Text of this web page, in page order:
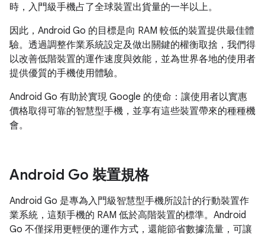
時，入門級手機占了全球裝置出貨量的一半以上。
因此，Android Go 的目標是向 RAM 較低的裝置提供最佳體
驗。透過調整作業系統設定及做出關鍵的權衡取捨，我們得
以改善低階裝置的運作速度與效能，並為世界各地的使用者
提供優質的手機使用體驗。
Android Go 有助於實現 Google 的使命：讓使用者以實惠
價格取得可靠的智慧型手機，並享有這些裝置帶來的種種機
會。
Android Go 裝置規格
Android Go 是專為入門級智慧型手機所設計的行動裝置作
業系統，這類手機的 RAM 低於高階裝置的標準。Android
Go 不僅採用更輕便的運作方式，還能節省數據流量，可讓